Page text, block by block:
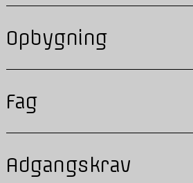
Opbygning
Fag
Adgangskrav